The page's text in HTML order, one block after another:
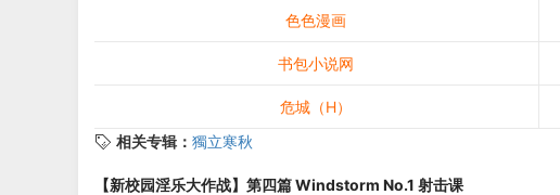
色色漫画
书包小说网
危城（H）
相关专辑： 獨立寒秋
【新校园淫乐大作战】第四篇 Windstorm No.1 射击课